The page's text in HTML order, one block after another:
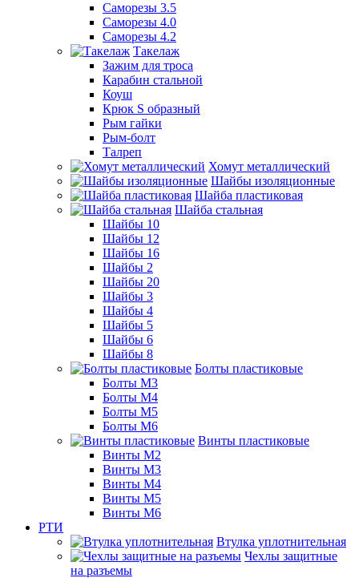
Саморезы 3.5
Саморезы 4.0
Саморезы 4.2
Такелаж
Зажим для троса
Карабин стальной
Коуш
Крюк S образный
Рым гайки
Рым-болт
Талреп
Хомут металлический
Шайбы изоляционные
Шайба пластиковая
Шайба стальная
Шайбы 10
Шайбы 12
Шайбы 16
Шайбы 2
Шайбы 20
Шайбы 3
Шайбы 4
Шайбы 5
Шайбы 6
Шайбы 8
Болты пластиковые
Болты М3
Болты М4
Болты М5
Болты М6
Винты пластиковые
Винты М2
Винты М3
Винты М4
Винты М5
Винты М6
РТИ
Втулка уплотнительная
Чехлы защитные
на разъемы